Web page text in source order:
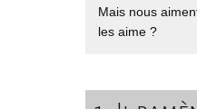
Mais nous
les aime ?